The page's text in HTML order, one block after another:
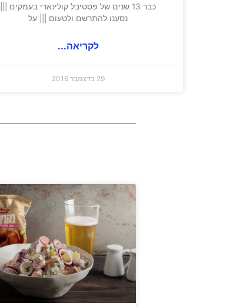
כבר 13 שנים של פסטיבל קולינארי בעמקים |||
נסענו להתרשם ולטעום ||| על
לקריאה...
29 בדצמבר 2016